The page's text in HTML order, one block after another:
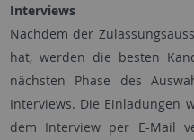
Interviews
Nachdem der
hat, werden die besten
nächsten Phase des
Interviews. Die Einladungen
dem Interview per E-Mail